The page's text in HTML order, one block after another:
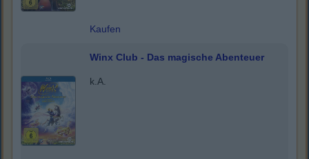
Kaufen
Winx Club - Das magische Abenteuer
k.A.